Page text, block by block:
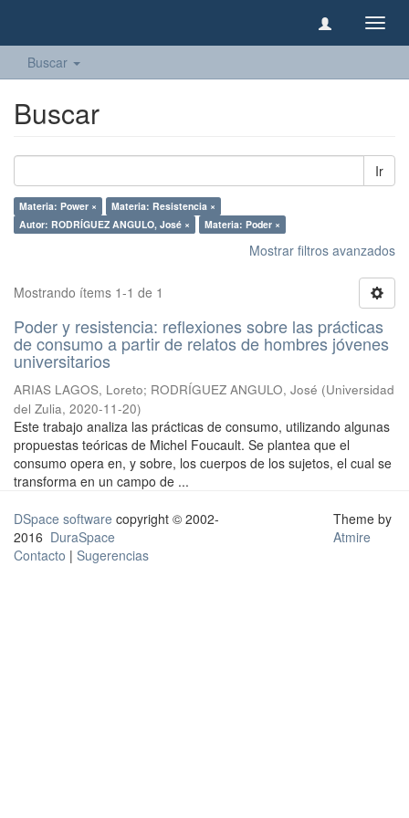
Buscar
Buscar
Ir
Materia: Power ×
Materia: Resistencia ×
Autor: RODRÍGUEZ ANGULO, José ×
Materia: Poder ×
Mostrar filtros avanzados
Mostrando ítems 1-1 de 1
Poder y resistencia: reflexiones sobre las prácticas
de consumo a partir de relatos de hombres jóvenes
universitarios
ARIAS LAGOS, Loreto; RODRÍGUEZ ANGULO, José (Universidad
del Zulia, 2020-11-20)
Este trabajo analiza las prácticas de consumo, utilizando algunas
propuestas teóricas de Michel Foucault. Se plantea que el
consumo opera en, y sobre, los cuerpos de los sujetos, el cual se
transforma en un campo de ...
DSpace software copyright © 2002-
2016 DuraSpace
Contacto | Sugerencias
Theme by
Atmire